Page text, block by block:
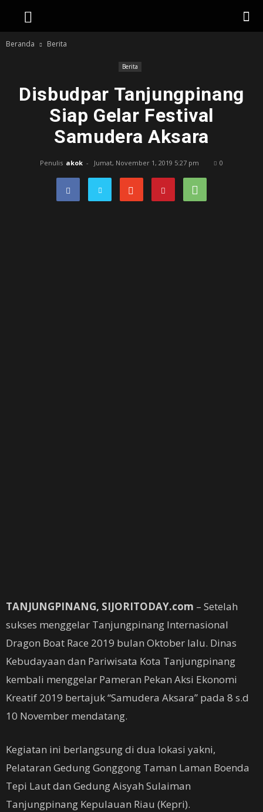
Beranda Berita
Berita
Disbudpar Tanjungpinang
Siap Gelar Festival
Samudera Aksara
Penulis akok - Jumat, November 1, 2019 5:27 pm 0
TANJUNGPINANG, SIJORITODAY.com – Setelah
sukses menggelar Tanjungpinang Internasional
Dragon Boat Race 2019 bulan Oktober lalu. Dinas
Kebudayaan dan Pariwisata Kota Tanjungpinang
kembali menggelar Pameran Pekan Aksi Ekonomi
Kreatif 2019 bertajuk “Samudera Aksara” pada 8 s.d
10 November mendatang.
Kegiatan ini berlangsung di dua lokasi yakni,
Pelataran Gedung Gonggong Taman Laman Boenda
Tepi Laut dan Gedung Aisyah Sulaiman
Tanjungpinang Kepulauan Riau (Kepri).